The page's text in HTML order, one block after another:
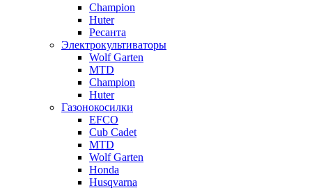
Champion
Huter
Ресанта
Электрокультиваторы
Wolf Garten
MTD
Champion
Huter
Газонокосилки
EFCO
Cub Cadet
MTD
Wolf Garten
Honda
Husqvarna